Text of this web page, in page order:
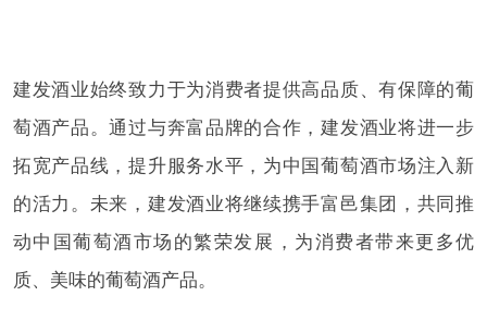
建发酒业始终致力于为消费者提供高品质、有保障的葡
萄酒产品。通过与奔富品牌的合作，建发酒业将进一步
拓宽产品线，提升服务水平，为中国葡萄酒市场注入新
的活力。未来，建发酒业将继续携手富邑集团，共同推
动中国葡萄酒市场的繁荣发展，为消费者带来更多优
质、美味的葡萄酒产品。